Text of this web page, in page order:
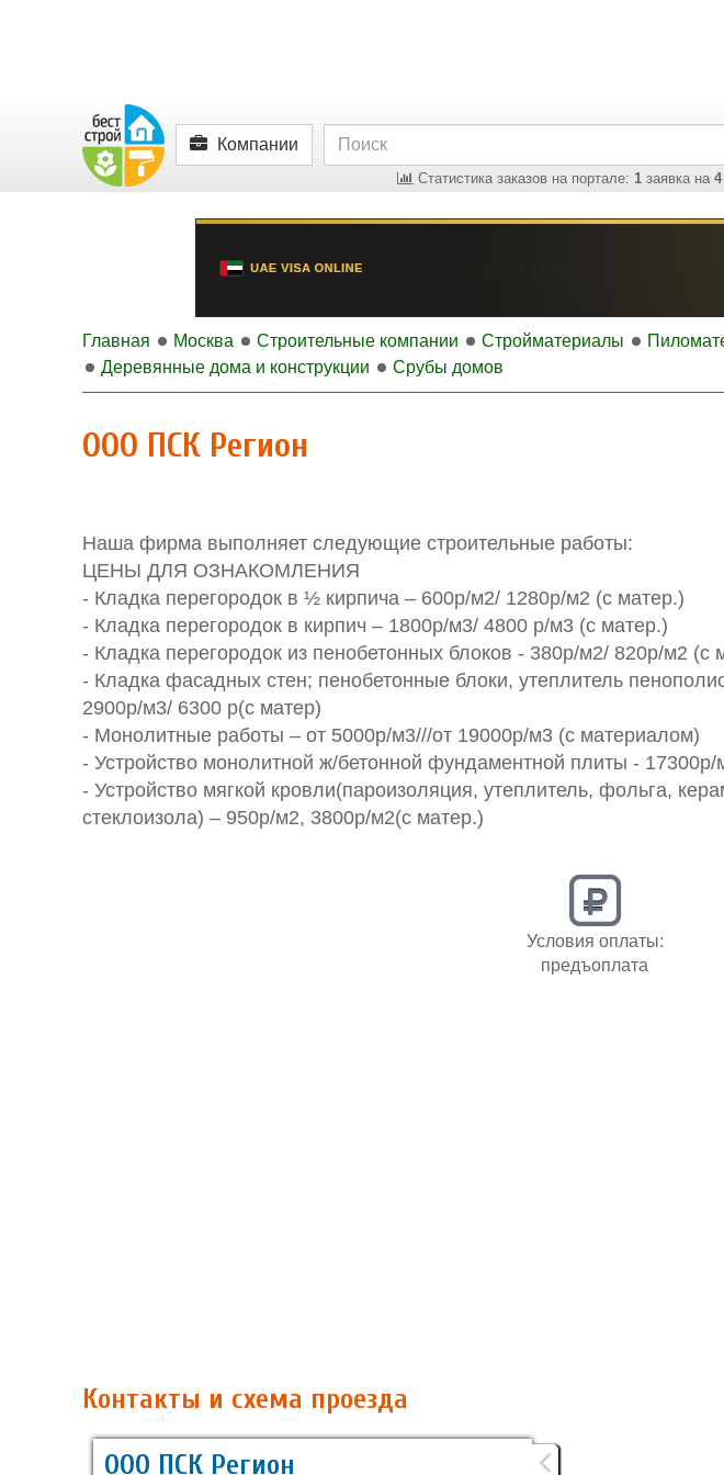
Компании
Статистика заказов на портале: 1 заявка на
Главная Москва Строительные компании Стройматериалы
Деревянные дома и конструкции
Срубы домов
ООО ПСК Регион
Наша фирма выполняет следующие строительные работы:
ЦЕНЫ ДЛЯ ОЗНАКОМЛЕНИЯ
- Кладка перегородок в ½ кирпича – 600р/м2/ 1280р/м2 (с матер.)
- Кладка перегородок в кирпич – 1800р/м3/ 4800 р/м3 (с матер.)
- Кладка перегородок из пенобетонных блоков - 380р/м2/ 820р/м2 (с
- Кладка фасадных стен; пенобетонные блоки, утеплитель
2900р/м3/ 6300 р(с матер)
- Монолитные работы – от 5000р/м3///от 19000р/м3 (с материалом)
- Устройство монолитной ж/бетонной фундаментной плиты - 17300р/
- Устройство мягкой кровли(пароизоляция, утеплитель, фольга,
стеклоизола) – 950р/м2, 3800р/м2(с матер.)
Условия оплаты:
предъоплата
Контакты и схема проезда
ООО ПСК Регион